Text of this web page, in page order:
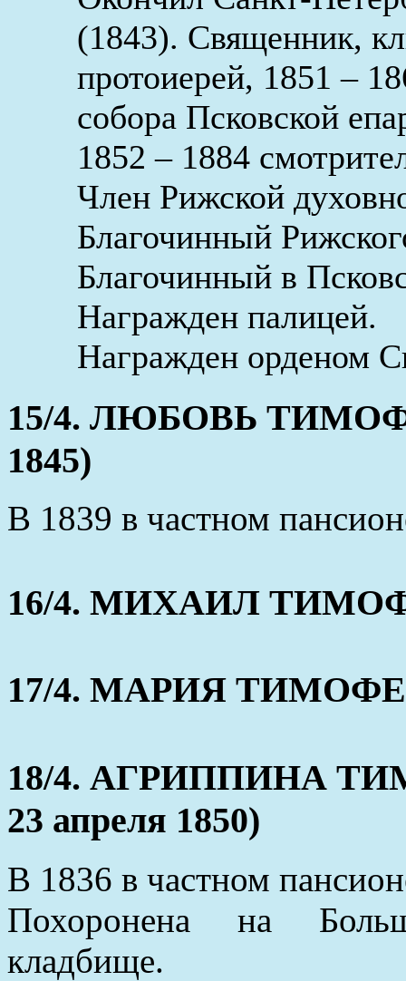
(1843). Священник,
протоиерей, 1851 –
собора Псковской
1852 – 1884
Член Рижской
Благочинный
Благочинный в
Награжден палицей.
Награжден орденом
15/4. ЛЮБОВЬ
1845)
В 1839 в частном
16/4. МИХАИЛ
17/4. МАРИЯ
18/4. АГРИППИНА
23 апреля 1850)
В 1836 в частном
Похоронена на
кладбище.